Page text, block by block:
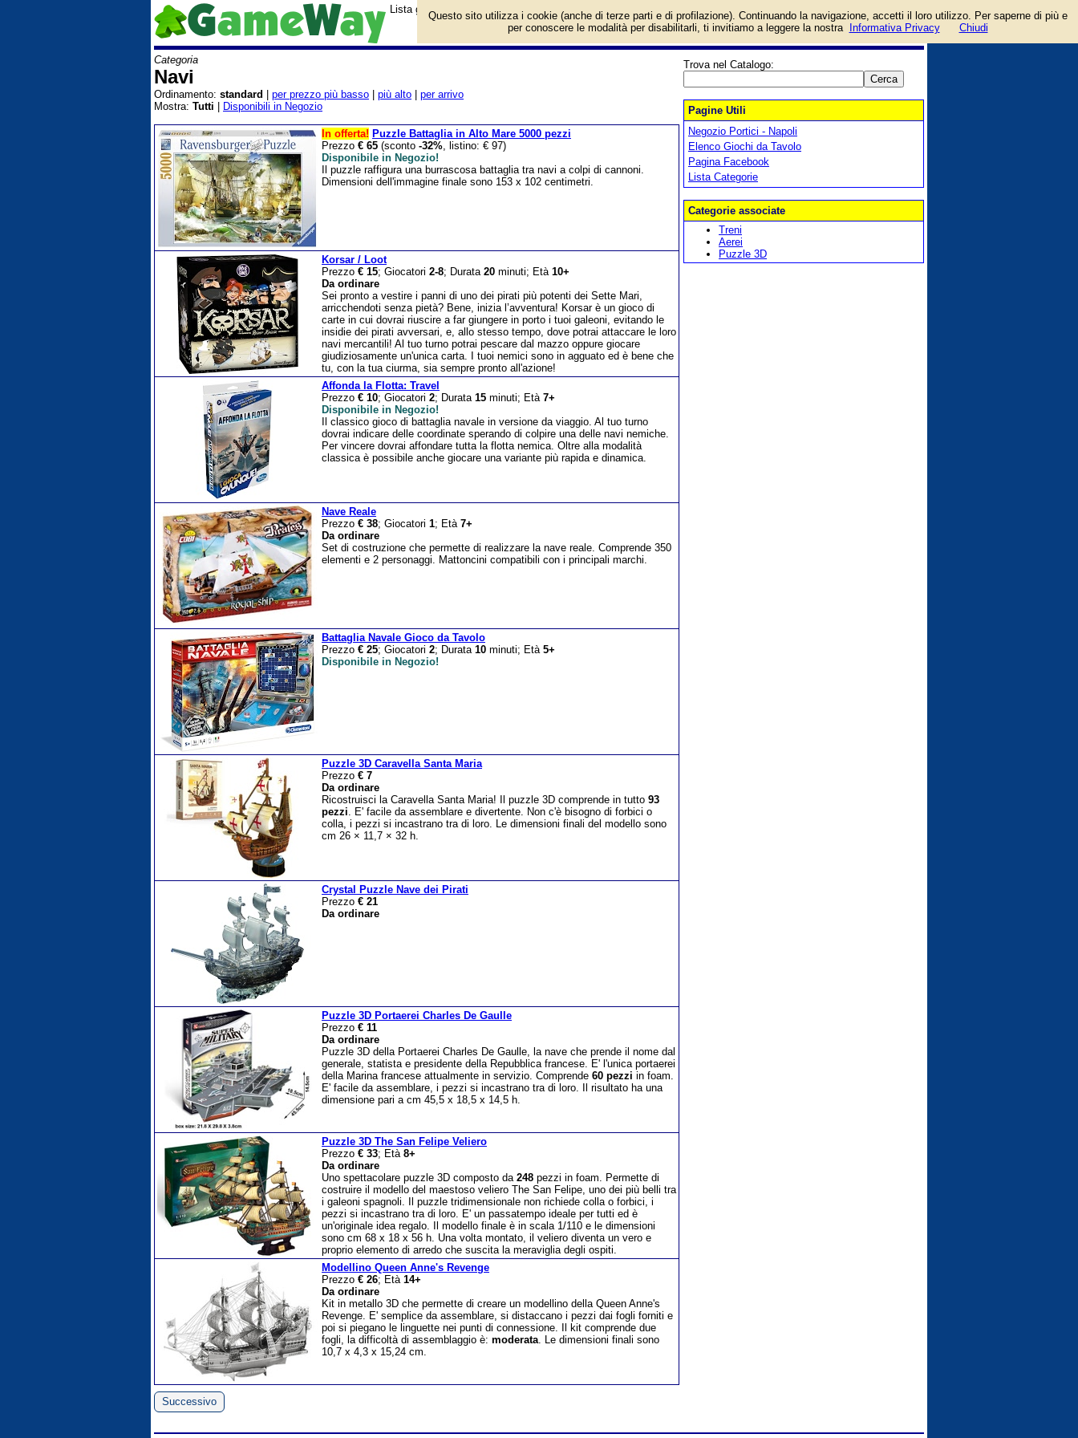
login/registrati
guida
Lista giochi da tavolo categoria Navi.
Categoria
Navi
Ordinamento: standard per prezzo più basso più alto
per arrivo
Mostra: Tutti Disponibili in Negozio
In offerta! Puzzle Battaglia in Alto Mare 5000 pezzi
Prezzo € 65 (sconto -32%, listino: € 97)
Disponibile in Negozio!
Il puzzle raffigura una burrascosa battaglia tra navi a colpi di cannoni.
Dimensioni dell'immagine finale sono 153 x 102 centimetri.
Korsar / Loot
Prezzo € 15; Giocatori 2-8; Durata 20 minuti; Età 10+
Da ordinare
Sei pronto a vestire i panni di uno dei pirati più potenti dei Sette Mari,
arricchendoti senza pietà? Bene, inizia l’avventura! Korsar è un gioco di
carte in cui dovrai riuscire a far giungere in porto i tuoi galeoni, evitando le
insidie dei pirati avversari, e, allo stesso tempo, dove potrai attaccare le loro
navi mercantili! Al tuo turno potrai pescare dal mazzo oppure giocare
giudiziosamente un'unica carta. I tuoi nemici sono in agguato ed è bene che
tu, con la tua ciurma, sia sempre pronto all'azione!
Affonda la Flotta: Travel
Prezzo € 10; Giocatori 2; Durata 15 minuti; Età 7+
Disponibile in Negozio!
Il classico gioco di battaglia navale in versione da viaggio. Al tuo turno
dovrai indicare delle coordinate sperando di colpire una delle navi nemiche.
Per vincere dovrai affondare tutta la flotta nemica. Oltre alla modalità
classica è possibile anche giocare una variante più rapida e dinamica.
Nave Reale
Prezzo € 38; Giocatori 1; Età 7+
Da ordinare
Set di costruzione che permette di realizzare la nave reale. Comprende 350
elementi e 2 personaggi. Mattoncini compatibili con i principali marchi.
Battaglia Navale Gioco da Tavolo
Prezzo € 25; Giocatori 2; Durata 10 minuti; Età 5+
Disponibile in Negozio!
Puzzle 3D Caravella Santa Maria
Prezzo € 7
Da ordinare
Ricostruisci la Caravella Santa Maria! Il puzzle 3D comprende in tutto 93
pezzi. E' facile da assemblare e divertente. Non c'è bisogno di forbici o
colla, i pezzi si incastrano tra di loro. Le dimensioni finali del modello sono
cm 26 × 11,7 × 32 h.
Crystal Puzzle Nave dei Pirati
Prezzo € 21
Da ordinare
Puzzle 3D Portaerei Charles De Gaulle
Prezzo € 11
Da ordinare
Puzzle 3D della Portaerei Charles De Gaulle, la nave che prende il nome dal
generale, statista e presidente della Repubblica francese. E' l'unica portaerei
della Marina francese attualmente in servizio. Comprende 60 pezzi in foam.
E' facile da assemblare, i pezzi si incastrano tra di loro. Il risultato ha una
dimensione pari a cm 45,5 x 18,5 x 14,5 h.
Puzzle 3D The San Felipe Veliero
Prezzo € 33; Età 8+
Da ordinare
Uno spettacolare puzzle 3D composto da 248 pezzi in foam. Permette di
costruire il modello del maestoso veliero The San Felipe, uno dei più belli tra
i galeoni spagnoli. Il puzzle tridimensionale non richiede colla o forbici, i
pezzi si incastrano tra di loro. E' un passatempo ideale per tutti ed è
un'originale idea regalo. Il modello finale è in scala 1/110 e le dimensioni
sono cm 68 x 18 x 56 h. Una volta montato, il veliero diventa un vero e
proprio elemento di arredo che suscita la meraviglia degli ospiti.
Modellino Queen Anne's Revenge
Prezzo € 26; Età 14+
Da ordinare
Kit in metallo 3D che permette di creare un modellino della Queen Anne's
Revenge. E' semplice da assemblare, si distaccano i pezzi dai fogli forniti e
poi si piegano le linguette nei punti di connessione. Il kit comprende due
fogli, la difficoltà di assemblaggio è: moderata. Le dimensioni finali sono
10,7 x 4,3 x 15,24 cm.
Successivo
Trova nel Catalogo:
Pagine Utili
Negozio Portici - Napoli
Elenco Giochi da Tavolo
Pagina Facebook
Lista Categorie
Categorie associate
Treni
Aerei
Puzzle 3D
Questo sito utilizza i cookie (anche di terze parti e di profilazione). Continuando la navigazione, accetti il loro utilizzo. Per saperne di più e
per conoscere le modalità per disabilitarli, ti invitiamo a leggere la nostra
Informativa Privacy Chiudi